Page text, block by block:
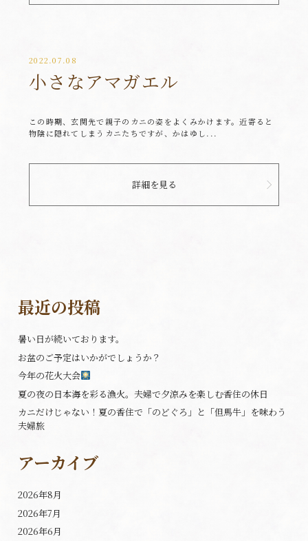
2022.07.08
小さなアマガエル
この時期、玄関先で親子のカニの姿をよくみかけます。近寄ると
物陰に隠れてしまうカニたちですが、かはゆし...
詳細を見る
最近の投稿
暑い日が続いております。
お盆のご予定はいかがでしょうか？
今年の花火大会
夏の夜の日本海を彩る漁火。夫婦で夕涼みを楽しむ香住の休日
カニだけじゃない！夏の香住で「のどぐろ」と「但馬牛」を味わう
夫婦旅
アーカイブ
2026年8月
2026年7月
2026年6月